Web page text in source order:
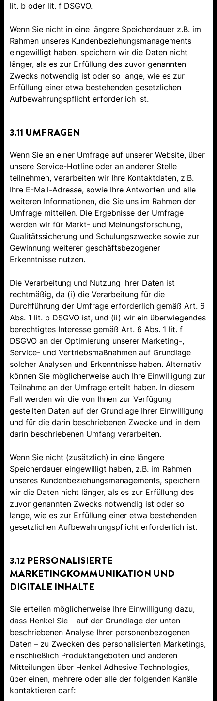
lit. b oder lit. f DSGVO.
Wenn Sie nicht in eine längere Speicherdauer z.B. im
Rahmen unseres Kundenbeziehungsmanagements
eingewilligt haben, speichern wir die Daten nicht
länger, als es zur Erfüllung des zuvor genannten
Zwecks notwendig ist oder so lange, wie es zur
Erfüllung einer etwa bestehenden gesetzlichen
Aufbewahrungspflicht erforderlich ist.
3.11 UMFRAGEN
Wenn Sie an einer Umfrage auf unserer Website, über
unsere Service-Hotline oder an anderer Stelle
teilnehmen, verarbeiten wir Ihre Kontaktdaten, z.B.
Ihre E-Mail-Adresse, sowie Ihre Antworten und alle
weiteren Informationen, die Sie uns im Rahmen der
Umfrage mitteilen. Die Ergebnisse der Umfrage
werden wir für Markt- und Meinungsforschung,
Qualitätssicherung und Schulungszwecke sowie zur
Gewinnung weiterer geschäftsbezogener
Erkenntnisse nutzen.
Die Verarbeitung und Nutzung Ihrer Daten ist
rechtmäßig, da (i) die Verarbeitung für die
Durchführung der Umfrage erforderlich gemäß Art. 6
Abs. 1 lit. b DSGVO ist, und (ii) wir ein überwiegendes
berechtigtes Interesse gemäß Art. 6 Abs. 1 lit. f
DSGVO an der Optimierung unserer Marketing-,
Service- und Vertriebsmaßnahmen auf Grundlage
solcher Analysen und Erkenntnisse haben. Alternativ
können Sie möglicherweise auch Ihre Einwilligung zur
Teilnahme an der Umfrage erteilt haben. In diesem
Fall werden wir die von Ihnen zur Verfügung
gestellten Daten auf der Grundlage Ihrer Einwilligung
und für die darin beschriebenen Zwecke und in dem
darin beschriebenen Umfang verarbeiten.
Wenn Sie nicht (zusätzlich) in eine längere
Speicherdauer eingewilligt haben, z.B. im Rahmen
unseres Kundenbeziehungsmanagements, speichern
wir die Daten nicht länger, als es zur Erfüllung des
zuvor genannten Zwecks notwendig ist oder so
lange, wie es zur Erfüllung einer etwa bestehenden
gesetzlichen Aufbewahrungspflicht erforderlich ist.
3.12 PERSONALISIERTE
MARKETINGKOMMUNIKATION UND
DIGITALE INHALTE
Sie erteilen möglicherweise Ihre Einwilligung dazu,
dass Henkel Sie – auf der Grundlage der unten
beschriebenen Analyse Ihrer personenbezogenen
Daten – zu Zwecken des personalisierten Marketings,
einschließlich Produktangeboten und anderen
Mitteilungen über Henkel Adhesive Technologies,
über einen, mehrere oder alle der folgenden Kanäle
kontaktieren darf: